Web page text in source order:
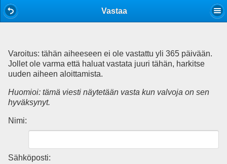
Vastaa
Varoitus: tähän aiheeseen ei ole vastattu yli 365 päivään.
Jollet ole varma että haluat vastata juuri tähän, harkitse
uuden aiheen aloittamista.
Huomioi: tämä viesti näytetään vasta kun valvoja on sen
hyväksynyt.
Nimi:
Sähköposti: